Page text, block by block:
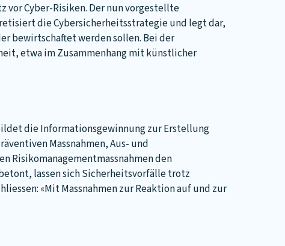
vor Cyber-Risiken. Der nun vorgestellte
die Cybersicherheitsstrategie und legt dar,
bewirtschaftet werden sollen. Bei der
etwa im Zusammenhang mit künstlicher
die Informationsgewinnung zur Erstellung
Massnahmen, Aus- und
Risikomanagementmassnahmen den
lassen sich Sicherheitsvorfälle trotz
«Mit Massnahmen zur Reaktion auf und zur